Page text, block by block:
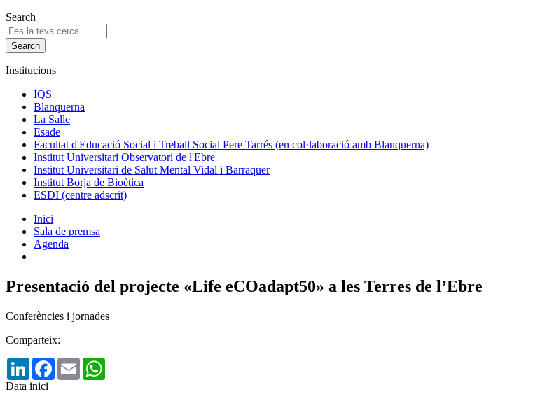
Search
Institucions
IQS
Blanquerna
La Salle
Esade
Facultat d'Educació Social i Treball Social Pere Tarrés (en col·laboració amb Blanquerna)
Institut Universitari Observatori de l'Ebre
Institut Universitari de Salut Mental Vidal i Barraquer
Institut Borja de Bioètica
ESDI (centre adscrit)
Inici
Sala de premsa
Agenda
Presentació del projecte «Life eCOadapt50» a les Terres de l’Ebre
Conferències i jornades
Comparteix:
LinkedInFacebook
Email
Data inici